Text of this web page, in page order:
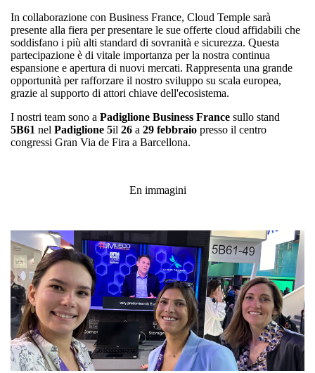
In collaborazione con Business France, Cloud Temple sarà
presente alla fiera per presentare le sue offerte cloud affidabili che
soddisfano i più alti standard di sovranità e sicurezza. Questa
partecipazione è di vitale importanza per la nostra continua
espansione e apertura di nuovi mercati. Rappresenta una grande
opportunità per rafforzare il nostro sviluppo su scala europea,
grazie al supporto di attori chiave dell'ecosistema.
I nostri team sono a Padiglione Business France sullo stand
5B61 nel Padiglione 5il 26 a 29 febbraio presso il centro
congressi Gran Via de Fira a Barcellona.
En immagini